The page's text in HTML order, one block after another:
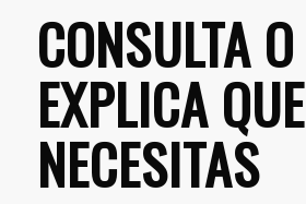
CONSULTA O
EXPLICA QUE
NECESITAS